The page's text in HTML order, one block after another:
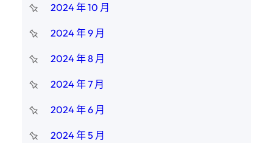
2024 年 10 月
2024 年 9 月
2024 年 8 月
2024 年 7 月
2024 年 6 月
2024 年 5 月